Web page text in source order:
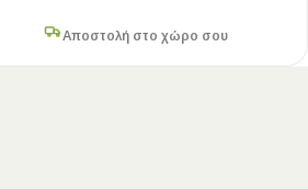
Αποστολή στο χώρο σου